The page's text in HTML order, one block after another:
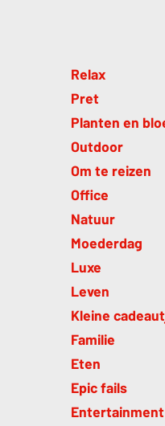
Relax
Pret
Planten en
Outdoor
Om te reizen
Office
Natuur
Moederdag
Luxe
Leven
Kleine
Familie
Eten
Epic fails
Entertainment